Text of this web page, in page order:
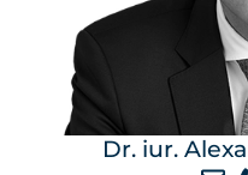
Dr. iur.